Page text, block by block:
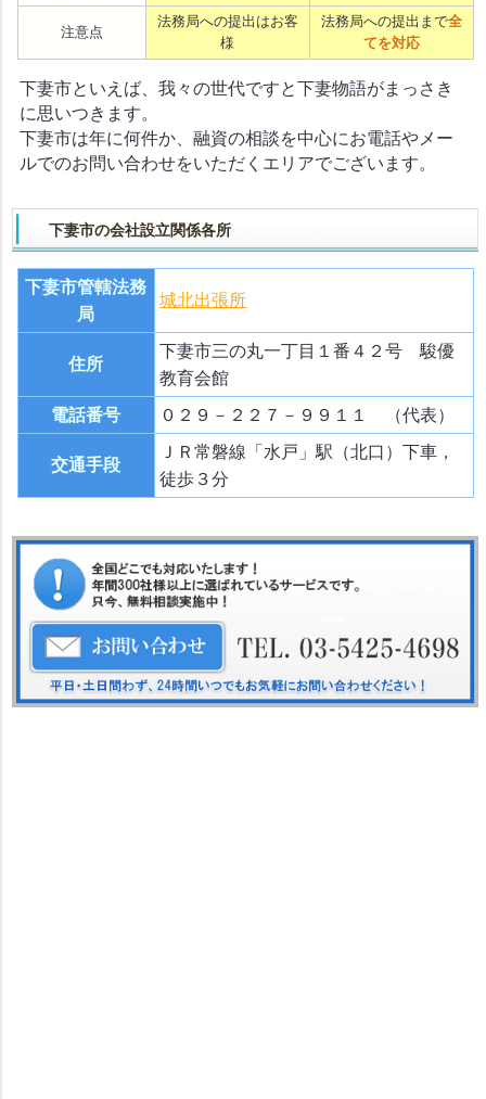
注意点
法務局への提出はお客
様
法務局への提出まで全
てを対応
下妻市といえば、我々の世代ですと下妻物語がまっさき
に思いつきます。
下妻市は年に何件か、融資の相談を中心にお電話やメー
ルでのお問い合わせをいただくエリアでございます。
下妻市の会社設立関係各所
下妻市管轄法務
局
城北出張所
住所
下妻市三の丸一丁目１番４２号 駿優
教育会館
電話番号
０２９－２２７－９９１１ （代表）
交通手段
ＪＲ常磐線「水戸」駅（北口）下車，
徒歩３分